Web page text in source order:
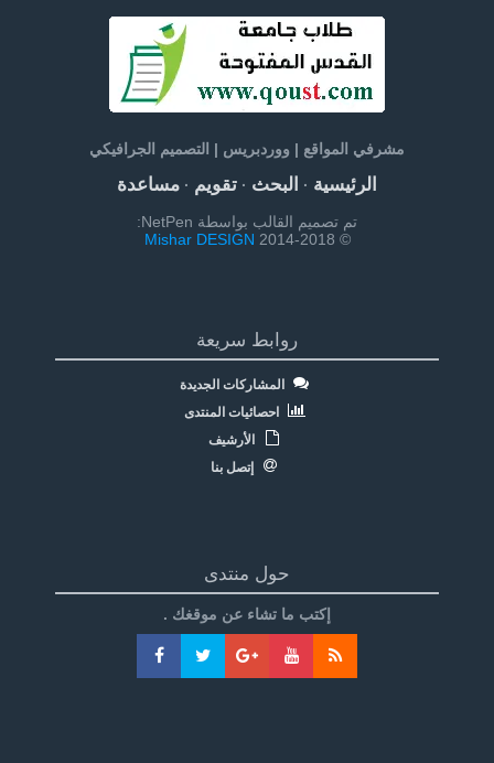
مشرفي المواقع | ووردبريس | التصميم الجرافيكي
الرئيسية· البحث· تقويم· مساعدة
تم تصميم القالب بواسطة NetPen:
© 2014-2018
Mishar DESIGN
روابط سريعة
المشاركات الجديدة
احصائيات المنتدى
الأرشيف
إتصل بنا
حول منتدى
إكتب ما تشاء عن موقغك .